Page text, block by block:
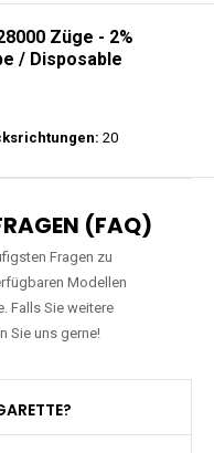
Züge - 2%
/ Disposable
20
(FAQ)
Fragen zu
Modellen
Falls Sie weitere
Sie uns gerne!